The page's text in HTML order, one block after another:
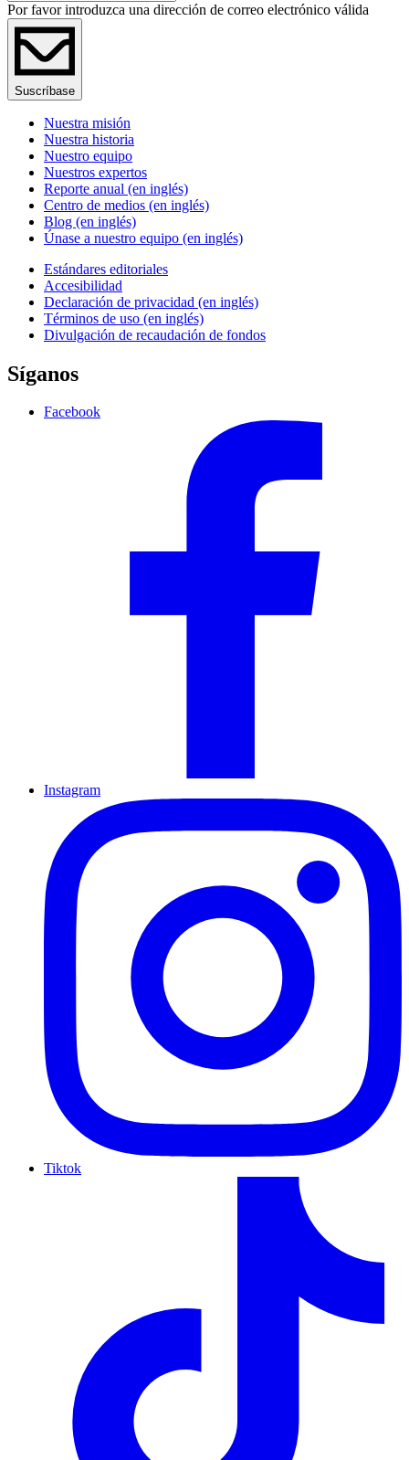
Por favor introduzca una dirección de correo electrónico válida
Suscríbase
Nuestra misión
Nuestra historia
Nuestro equipo
Nuestros expertos
Reporte anual (en inglés)
Centro de medios (en inglés)
Blog (en inglés)
Únase a nuestro equipo (en inglés)
Estándares editoriales
Accesibilidad
Declaración de privacidad (en inglés)
Términos de uso (en inglés)
Divulgación de recaudación de fondos
Síganos
Facebook
Instagram
Tiktok